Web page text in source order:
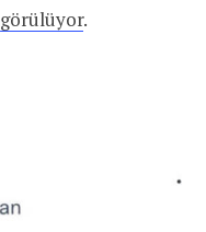
görülüyor.